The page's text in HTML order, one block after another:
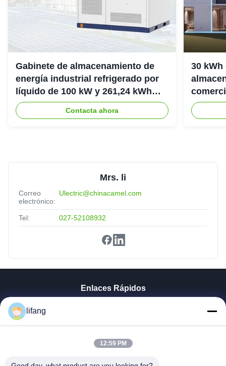
Gabinete de almacenamiento de
energía industrial refrigerado por
líquido de 100 kW y 261,24 kWh
IP54
Contacta ahora
30 kWh
Mrs. li
Correo
electrónico:
Ulectric@chinacamel.com
Tel: 027-52108932
Enlaces Rápidos
Visita A La Fábrica
lifang
12:59 PM